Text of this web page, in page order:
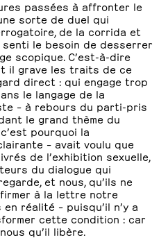
passées à affronter le
sorte de duel qui
de la corrida et
senti le besoin de desserrer
scopique. C’est-à-dire
il grave les traits de ce
direct : qui engage trop
le langage de la
– à rebours du parti-pris
le grand thème du
pourquoi la
– avait voulu que
de l’exhibition sexuelle,
du dialogue qui
et nous, qu’ils ne
à la lettre notre
réalité – puisqu’il n’y a
cette condition : car
qu’il libère.